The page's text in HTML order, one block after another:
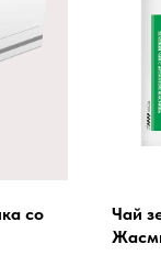
со
Чай